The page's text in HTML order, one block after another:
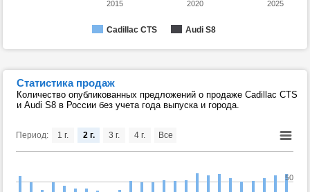
Cadillac CTS Audi S8
2015 2020 2025
Статистика продаж
Количество опубликованных предложений о продаже Cadillac CTS
и Audi S8 в России без учета года выпуска и города.
Период:
50
1 г. 2 г. 3 г. 4 г. Все